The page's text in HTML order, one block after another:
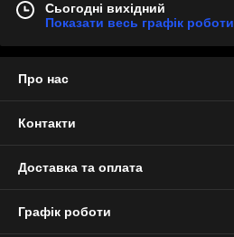
Сьогодні вихідний
Показати весь графік роботи
Про нас
Контакти
Доставка та оплата
Графік роботи